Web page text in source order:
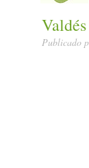
Publicado